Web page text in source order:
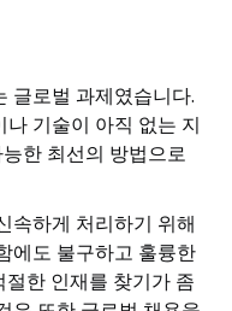
글로벌 과제였습니다.
기술이 아직 없는 지
한 최선의 방법으로
속하게 처리하기 위해
에도 불구하고 훌륭한
한 인재를 찾기가 좀